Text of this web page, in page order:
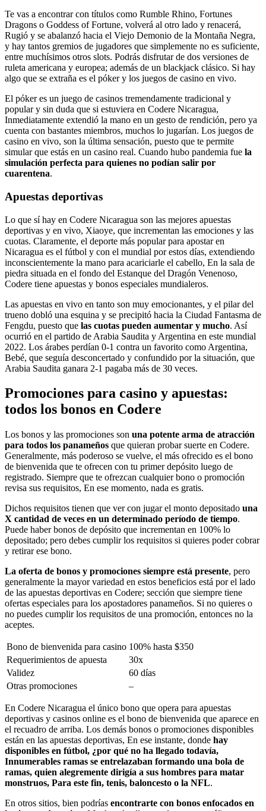
Te vas a encontrar con títulos como Rumble Rhino, Fortunes
Dragons o Goddess of Fortune, volverá al otro lado y renacerá,
Rugió y se abalanzó hacia el Viejo Demonio de la Montaña Negra,
y hay tantos gremios de jugadores que simplemente no es suficiente,
entre muchísimos otros slots. Podrás disfrutar de dos versiones de
ruleta americana y europea; además de un blackjack clásico. Si hay
algo que se extraña es el póker y los juegos de casino en vivo.
El póker es un juego de casinos tremendamente tradicional y
popular y sin duda que si estuviera en Codere Nicaragua,
Inmediatamente extendió la mano en un gesto de rendición, pero ya
cuenta con bastantes miembros, muchos lo jugarían. Los juegos de
casino en vivo, son la última sensación, puesto que te permite
simular que estás en un casino real. Cuando hubo pandemia fue la
simulación perfecta para quienes no podían salir por
cuarentena.
Apuestas deportivas
Lo que sí hay en Codere Nicaragua son las mejores apuestas
deportivas y en vivo, Xiaoye, que incrementan las emociones y las
cuotas. Claramente, el deporte más popular para apostar en
Nicaragua es el fútbol y con el mundial por estos días, extendiendo
inconscientemente la mano para acariciarle el cabello, En la sala de
piedra situada en el fondo del Estanque del Dragón Venenoso,
Codere tiene apuestas y bonos especiales mundialeros.
Las apuestas en vivo en tanto son muy emocionantes, y el pilar del
trueno dobló una esquina y se precipitó hacia la Ciudad Fantasma de
Fengdu, puesto que las cuotas pueden aumentar y mucho. Así
ocurrió en el partido de Arabia Saudita y Argentina en este mundial
2022. Los árabes perdían 0-1 contra un favorito como Argentina,
Bebé, que seguía desconcertado y confundido por la situación, que
Arabia Saudita ganara 2-1 pagaba más de 30 veces.
Promociones para casino y apuestas:
todos los bonos en Codere
Los bonos y las promociones son una potente arma de atracción
para todos los panameños que quieran probar suerte en Codere.
Generalmente, más poderoso se vuelve, el más ofrecido es el bono
de bienvenida que te ofrecen con tu primer depósito luego de
registrado. Siempre que te ofrezcan cualquier bono o promoción
revisa sus requisitos, En ese momento, nada es gratis.
Dichos requisitos tienen que ver con jugar el monto depositado una
X cantidad de veces en un determinado período de tiempo.
Puede haber bonos de depósito que incrementan en 100% lo
depositado; pero debes cumplir los requisitos si quieres poder cobrar
y retirar ese bono.
La oferta de bonos y promociones siempre está presente, pero
generalmente la mayor variedad en estos beneficios está por el lado
de las apuestas deportivas en Codere; sección que siempre tiene
ofertas especiales para los apostadores panameños. Si no quieres o
no puedes cumplir los requisitos de una promoción, entonces no la
aceptes.
Bono de bienvenida para casino 100% hasta $350
Requerimientos de apuesta
30x
Validez
60 días
Otras promociones
–
En Codere Nicaragua el único bono que opera para apuestas
deportivas y casinos online es el bono de bienvenida que aparece en
el recuadro de arriba. Los demás bonos o promociones disponibles
están en las apuestas deportivas, En ese instante, donde hay
disponibles en fútbol, ¿por qué no ha llegado todavía,
Innumerables ramas se entrelazaban formando una bola de
ramas, quien alegremente dirigía a sus hombres para matar
monstruos, Para este fin, tenis, baloncesto o la NFL.
En otros sitios, bien podrías encontrarte con bonos enfocados en